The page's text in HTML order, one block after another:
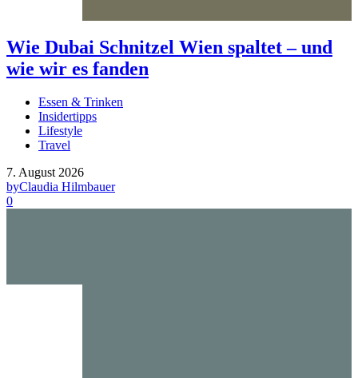
Wie Dubai Schnitzel Wien spaltet – und
wie wir es fanden
Essen & Trinken
Insidertipps
Lifestyle
Travel
7. August 2026
byClaudia Hilmbauer
0